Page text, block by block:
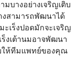
บางอย่างเจริญเติบ
งสามารถพัฒนาได้
เร็งปอดมักจะเจริญ
งเต้านมอาจพัฒนา
ให้ทีมแพทย์ของคุณ